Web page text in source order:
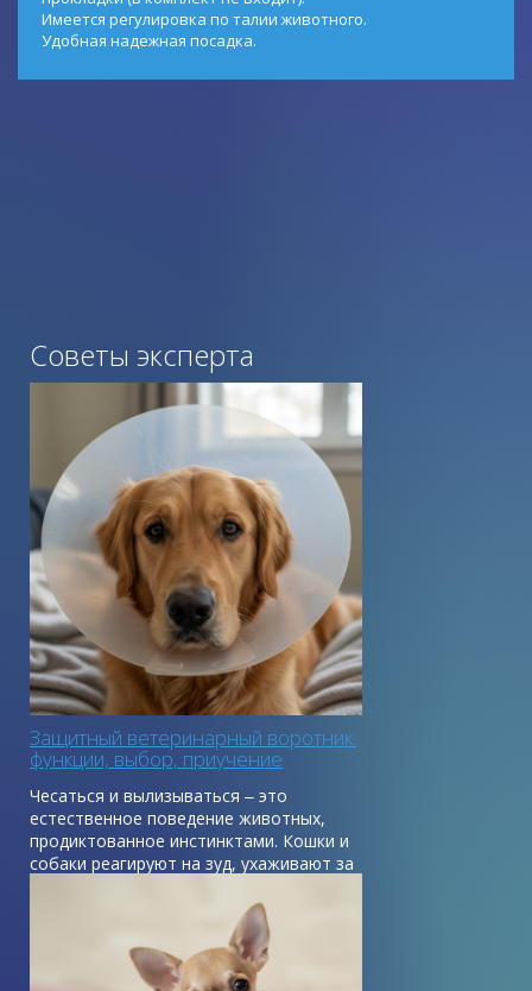
Имеется регулировка по талии животного.
Удобная надежная посадка.
Советы эксперта
Защитный ветеринарный воротник:
функции, выбор, приучение
Чесаться и вылизываться ‒ это
естественное поведение животных,
продиктованное инстинктами. Кошки и
собаки реагируют на зуд, ухаживают за
мелкие повреждения с помощью своей
слюны, которая обладает
бактерицидными и ранозаживляющими